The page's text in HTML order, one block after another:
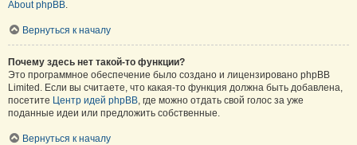
About phpBB.
Вернуться к началу
Почему здесь нет такой-то функции?
Это программное обеспечение было создано и лицензировано phpBB
Limited. Если вы считаете, что какая-то функция должна быть добавлена,
посетите Центр идей phpBB, где можно отдать свой голос за уже
поданные идеи или предложить собственные.
Вернуться к началу